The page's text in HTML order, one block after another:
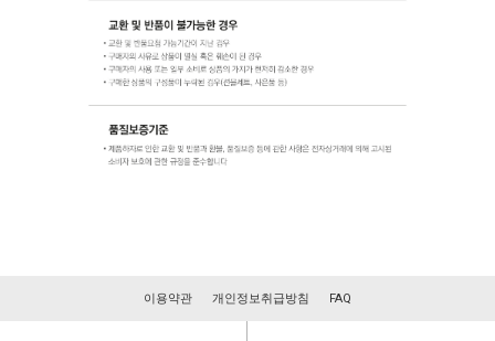
이용약관 개인정보취급방침 FAQ